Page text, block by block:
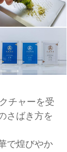
チャーを受
さばき方を
で煌びやか